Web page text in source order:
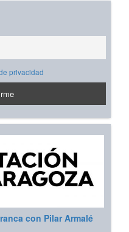
privacidad
con Pilar Armalé